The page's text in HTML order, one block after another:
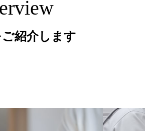
紹介します